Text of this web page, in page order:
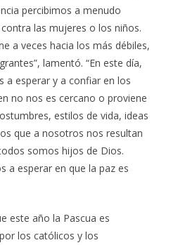
percibimos a menudo
las mujeres o los niños.
a veces hacia los más débiles,
lamentó. “En este día,
a esperar y a confiar en los
no nos es cercano o proviene
estilos de vida, ideas
que a nosotros nos resultan
somos hijos de Dios.
a esperar en que la paz es
este año la Pascua es
los católicos y los